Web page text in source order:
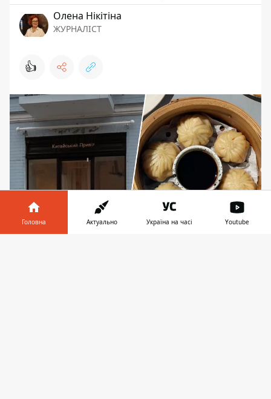
Олена Нікітіна
ЖУРНАЛІСТ
👍
Головна Актуально Україна на часі Youtube